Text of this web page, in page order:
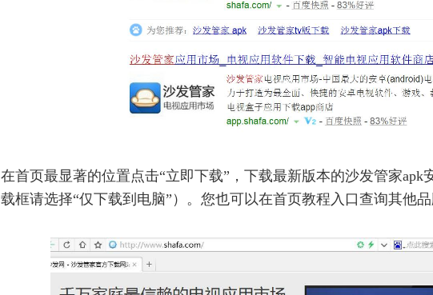
在首页最显著的位置点击“立即下载”，下载最新版本的沙发管家apk
载框请选择“仅下载到电脑”） 。 您也可以在首页教程入口查询其他品